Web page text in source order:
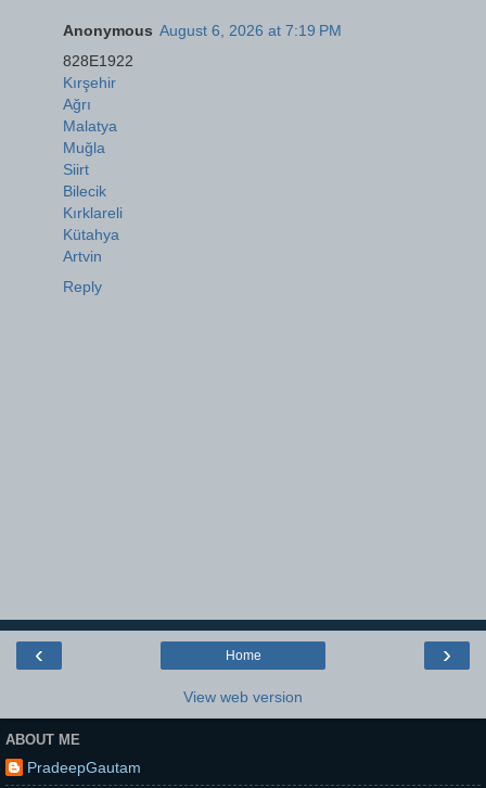
Anonymous August 6, 2026 at 7:19 PM
828E1922
Kırşehir
Ağrı
Malatya
Muğla
Siirt
Bilecik
Kırklareli
Kütahya
Artvin
Reply
‹ ›
Home
View web version
ABOUT ME
PradeepGautam